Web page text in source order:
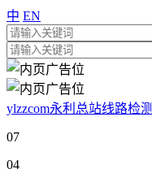
中 EN
ylzzcom永利总站线路检测
07
04